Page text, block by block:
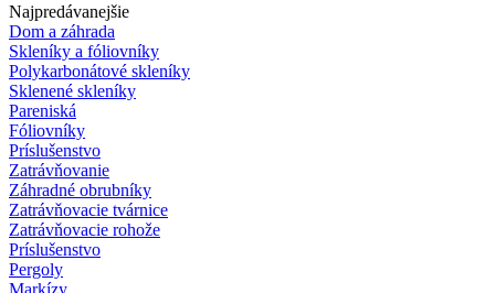
Najpredávanejšie
Dom a záhrada
Skleníky a fóliovníky
Polykarbonátové skleníky
Sklenené skleníky
Pareniská
Fóliovníky
Príslušenstvo
Zatrávňovanie
Záhradné obrubníky
Zatrávňovacie tvárnice
Zatrávňovacie rohože
Príslušenstvo
Pergoly
Markízy